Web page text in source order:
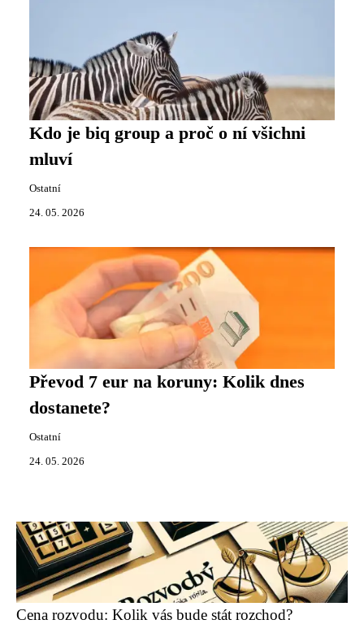
Kdo je biq group a proč o ní všichni
mluví
Ostatní
24. 05. 2026
Převod 7 eur na koruny: Kolik dnes
dostanete?
Ostatní
24. 05. 2026
Cena rozvodu: Kolik vás bude stát rozchod?